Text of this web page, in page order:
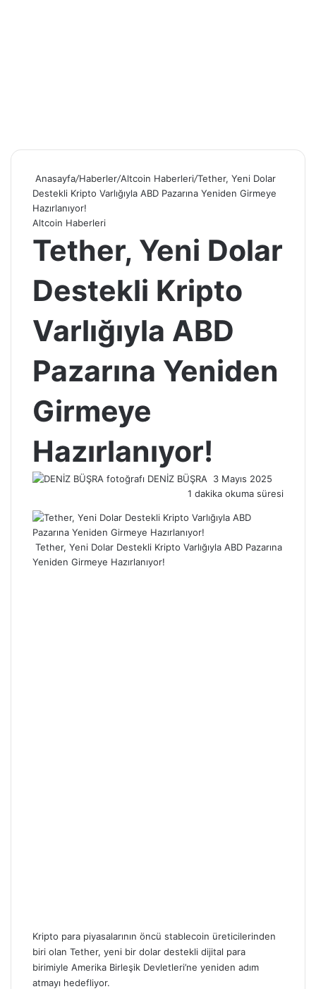
Anasayfa/Haberler/Altcoin Haberleri/Tether, Yeni Dolar
Destekli Kripto Varlığıyla ABD Pazarına Yeniden Girmeye
Hazırlanıyor!
Altcoin Haberleri
Tether, Yeni Dolar
Destekli Kripto
Varlığıyla ABD
Pazarına Yeniden
Girmeye
Hazırlanıyor!
DENİZ BÜŞRA
Bir
e-
göndermek
3 Mayıs 2025
1 dakika okuma süresi
Tether, Yeni Dolar Destekli Kripto Varlığıyla ABD Pazarına
Yeniden Girmeye Hazırlanıyor!
Kripto para piyasalarının öncü stablecoin üreticilerinden
biri olan Tether, yeni bir dolar destekli dijital para
birimiyle Amerika Birleşik Devletleri’ne yeniden adım
atmayı hedefliyor.